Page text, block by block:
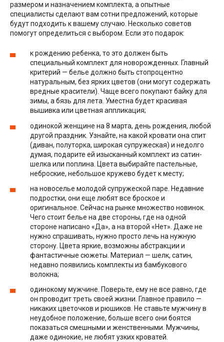
размером и назначением комплекта, а опытные
специалисты сделают вам сотни предложений, которые
будут подходить к вашему случаю. Несколько советов
помогут определиться с выбором. Если это подарок:
к рождению ребенка, то это должен быть
специальный комплект для новорожденных. Главный
критерий — белье должно быть стопроцентно
натуральным, без ярких цветов (они могут содержать
вредные красители). Чаще всего покупают байку для
зимы, а бязь для лета. Уместна будет красивая
вышивка или цветная аппликация;
одинокой женщине на 8 марта, день рождения, любой
другой праздник. Узнайте, на какой кровати она спит
(диван, полуторка, широкая супружеская) и недолго
думая, подарите ей изысканный комплект из сатин-
шелка или поплина. Цвета выбирайте пастельные,
неброские, небольшое кружево будет к месту;
на новоселье молодой супружеской паре. Недавние
подростки, они еще любят все броское и
оригинальное. Сейчас на рынке множество новинок.
Чего стоит белье на две стороны, где на одной
стороне написано «Да», а на второй «Нет». Даже не
нужно спрашивать, нужно просто лечь на нужную
сторону. Цвета яркие, возможны абстракции и
фантастичные сюжеты. Материал — шелк, сатин,
недавно появились комплекты из бамбукового
волокна;
одинокому мужчине. Поверьте, ему не все равно, где
он проводит треть своей жизни. Главное правило —
никаких цветочков и рюшиков. Не ставьте мужчину в
неудобное положение, больше всего они боятся
показаться смешными и женственными. Мужчины,
даже одинокие, не любят узких кроватей.